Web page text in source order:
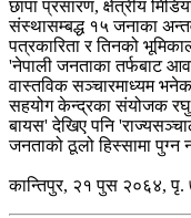
छापा प्रसारण, क्षेत्रीय
संस्थासम्बद्ध १५ जनाका
पत्रकारिता र तिनको
'नेपाली जनताका तर्फबाट
वास्तविक सञ्चारमाध्यम
सहयोग केन्द्रका संयोजक रघु
बायस' देखिए पनि
जनताको ठूलो हिस्सामा पुग्न
कान्तिपुर, २१ पुस २०६४, पृ.